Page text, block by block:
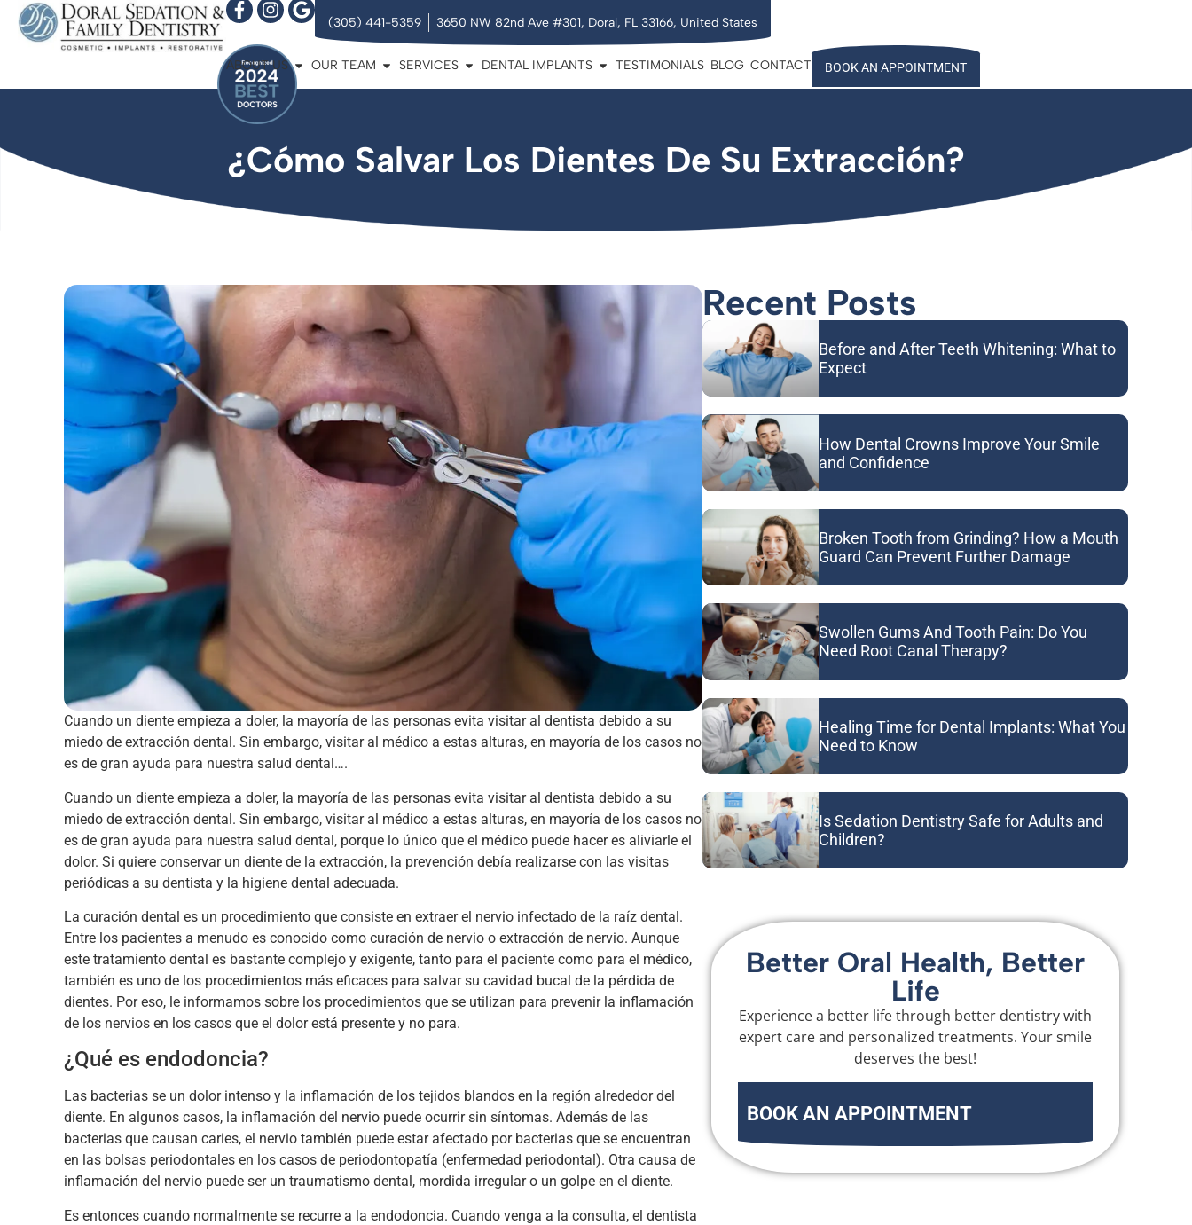
(305) 441-5359 3650 NW 82nd Ave #301, Doral, FL 33166, United States
ABOUT US OUR TEAM SERVICES DENTAL IMPLANTS TESTIMONIALS BLOG CONTACT BOOK AN APPOINTMENT
¿Cómo Salvar Los Dientes De Su Extracción?
Cuando un diente empieza a doler, la mayoría de las personas evita visitar al dentista debido a su
miedo de extracción dental. Sin embargo, visitar al médico a estas alturas, en mayoría de los casos no
es de gran ayuda para nuestra salud dental….
Cuando un diente empieza a doler, la mayoría de las personas evita visitar al dentista debido a su
miedo de extracción dental. Sin embargo, visitar al médico a estas alturas, en mayoría de los casos no
es de gran ayuda para nuestra salud dental, porque lo único que el médico puede hacer es aliviarle el
dolor. Si quiere conservar un diente de la extracción, la prevención debía realizarse con las visitas
periódicas a su dentista y la higiene dental adecuada.
La curación dental es un procedimiento que consiste en extraer el nervio infectado de la raíz dental.
Entre los pacientes a menudo es conocido como curación de nervio o extracción de nervio. Aunque
este tratamiento dental es bastante complejo y exigente, tanto para el paciente como para el médico,
también es uno de los procedimientos más eficaces para salvar su cavidad bucal de la pérdida de
dientes. Por eso, le informamos sobre los procedimientos que se utilizan para prevenir la inflamación
de los nervios en los casos que el dolor está presente y no para.
¿Qué es endodoncia?
Las bacterias se un dolor intenso y la inflamación de los tejidos blandos en la región alrededor del
diente. En algunos casos, la inflamación del nervio puede ocurrir sin síntomas. Además de las
bacterias que causan caries, el nervio también puede estar afectado por bacterias que se encuentran
en las bolsas periodontales en los casos de periodontopatía (enfermedad periodontal). Otra causa de
inflamación del nervio puede ser un traumatismo dental, mordida irregular o un golpe en el diente.
Es entonces cuando normalmente se recurre a la endodoncia. Cuando venga a la consulta, el dentista
Recent Posts
Before and After Teeth Whitening: What to
Expect
How Dental Crowns Improve Your Smile
and Confidence
Broken Tooth from Grinding? How a Mouth
Guard Can Prevent Further Damage
Swollen Gums And Tooth Pain: Do You
Need Root Canal Therapy?
Healing Time for Dental Implants: What You
Need to Know
Is Sedation Dentistry Safe for Adults and
Children?
Better Oral Health, Better
Life
Experience a better life through better dentistry with
expert care and personalized treatments. Your smile
deserves the best!
BOOK AN APPOINTMENT